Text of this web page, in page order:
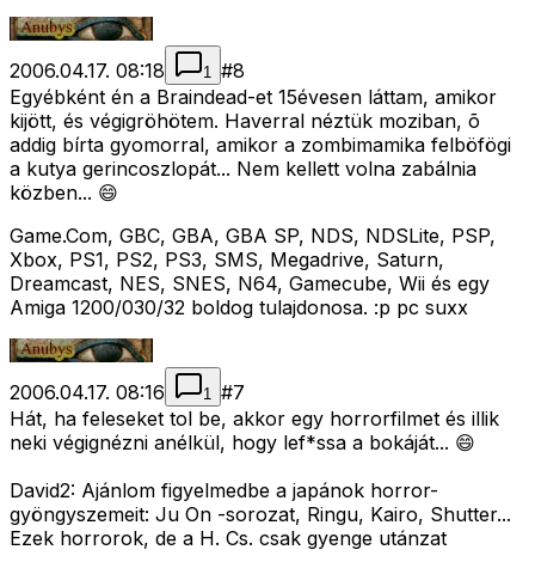
2006.04.17. 08:18 1 #8
Egyébként én a Braindead-et 15évesen láttam, amikor
kijött, és végigröhötem. Haverral néztük moziban, õ
addig bírta gyomorral, amikor a zombimamika felböfögi
a kutya gerincoszlopát... Nem kellett volna zabálnia
közben... 😄
Game.Com, GBC, GBA, GBA SP, NDS, NDSLite, PSP,
Xbox, PS1, PS2, PS3, SMS, Megadrive, Saturn,
Dreamcast, NES, SNES, N64, Gamecube, Wii és egy
Amiga 1200/030/32 boldog tulajdonosa. :p pc suxx
2006.04.17. 08:16 1 #7
Hát, ha feleseket tol be, akkor egy horrorfilmet és illik
neki végignézni anélkül, hogy lef*ssa a bokáját... 😄
David2: Ajánlom figyelmedbe a japánok horror-
gyöngyszemeit: Ju On -sorozat, Ringu, Kairo, Shutter...
Ezek horrorok, de a H. Cs. csak gyenge utánzat